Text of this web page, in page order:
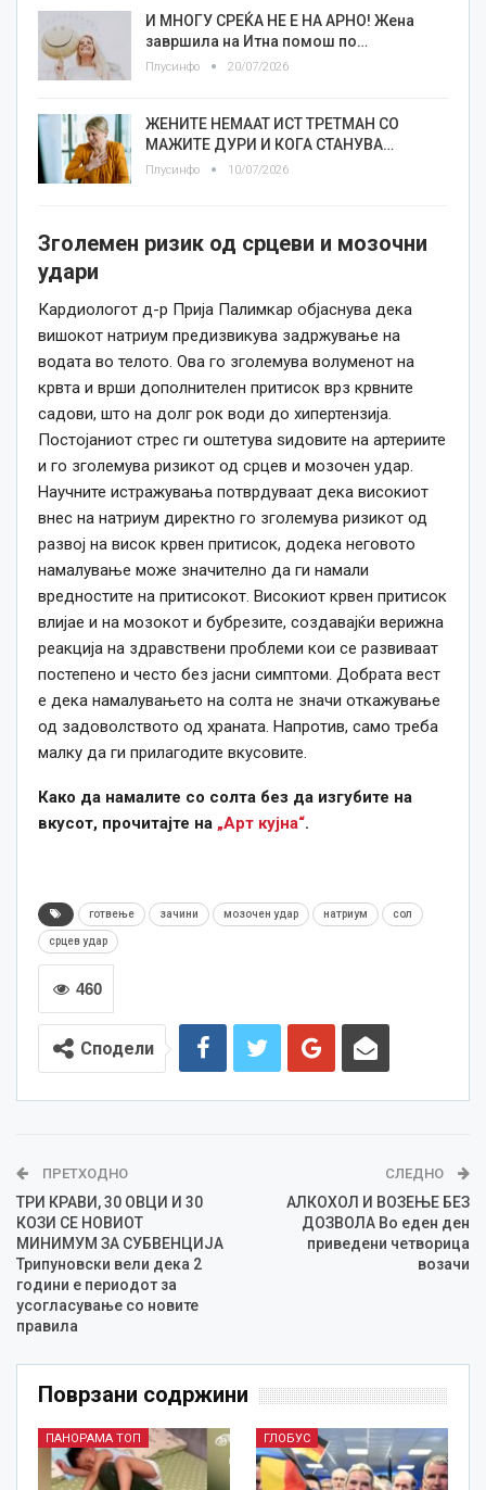
И МНОГУ СРЕЌА НЕ Е НА АРНО! Жена
завршила на Итна помош по…
Плусинфо 20/07/2026
ЖЕНИТЕ НЕМААТ ИСТ ТРЕТМАН СО
МАЖИТЕ ДУРИ И КОГА СТАНУВА…
Плусинфо 10/07/2026
Зголемен ризик од срцеви и мозочни
удари
Кардиологот д-р Прија Палимкар објаснува дека
вишокот натриум предизвикува задржување на
водата во телото. Ова го зголемува волуменот на
крвта и врши дополнителен притисок врз крвните
садови, што на долг рок води до хипертензија.
Постојаниот стрес ги оштетува ѕидовите на артериите
и го зголемува ризикот од срцев и мозочен удар.
Научните истражувања потврдуваат дека високиот
внес на натриум директно го зголемува ризикот од
развој на висок крвен притисок, додека неговото
намалување може значително да ги намали
вредностите на притисокот. Високиот крвен притисок
влијае и на мозокот и бубрезите, создавајќи верижна
реакција на здравствени проблеми кои се развиваат
постепено и често без јасни симптоми. Добрата вест
е дека намалувањето на солта не значи откажување
од задоволството од храната. Напротив, само треба
малку да ги прилагодите вкусовите.
Како да намалите со солта без да изгубите на
вкусот, прочитајте на „Арт кујна“.
готвење зачини мозочен удар натриум сол
срцев удар
460
Сподели
ПРЕТХОДНО
ТРИ КРАВИ, 30 ОВЦИ И 30
КОЗИ СЕ НОВИОТ
МИНИМУМ ЗА СУБВЕНЦИЈА
Трипуновски вели дека 2
години е периодот за
усогласување со новите
правила
СЛЕДНО
АЛКОХОЛ И ВОЗЕЊЕ БЕЗ
ДОЗВОЛА Во еден ден
приведени четворица
возачи
Поврзани содржини
ПАНОРАМА ТОП ГЛОБУС